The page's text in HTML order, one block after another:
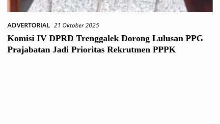
ADVERTORIAL 21 Oktober 2025
Komisi IV DPRD Trenggalek Dorong Lulusan PPG
Prajabatan Jadi Prioritas Rekrutmen PPPK